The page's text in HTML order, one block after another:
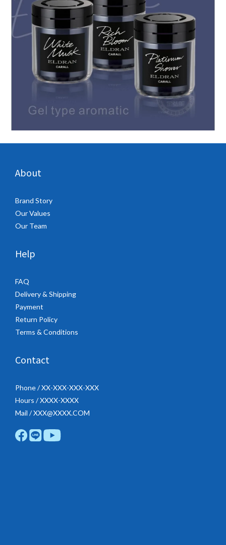
About
Brand Story
Our Values
Our Team
Help
FAQ
Delivery & Shipping
Payment
Return Policy
Terms & Conditions
Contact
Phone / XX-XXX-XXX-XXX
Hours / XXXX-XXXX
Mail / XXX@XXXX.COM